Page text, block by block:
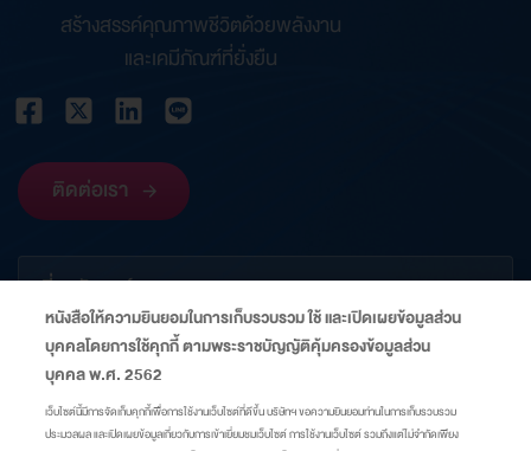
สร้างสรรค์คุณภาพชีวิตด้วยพลังงาน
และเคมีภัณฑ์ที่ยั่งยืน
ติดต่อเรา
เกี่ยวกับองค์กร
ข้อมูลที่เกี่ยวข้อง
หนังสือให้ความยินยอมในการเก็บรวบรวม ใช้ และเปิดเผยข้อมูลส่วน
บุคคลโดยการใช้คุกกี้ ตามพระราชบัญญัติคุ้มครองข้อมูลส่วน
บุคคล พ.ศ. 2562
เว็บไซต์นี้มีการจัดเก็บคุกกี้เพื่อการใช้งานเว็บไซต์ที่ดีขึ้น บริษัทฯ ขอความยินยอมท่านในการเก็บรวบรวม
ประมวลผล และเปิดเผยข้อมูลเกี่ยวกับการเข้าเยี่ยมชมเว็บไซต์ การใช้งานเว็บไซต์ รวมถึงแต่ไม่จำกัดเพียง